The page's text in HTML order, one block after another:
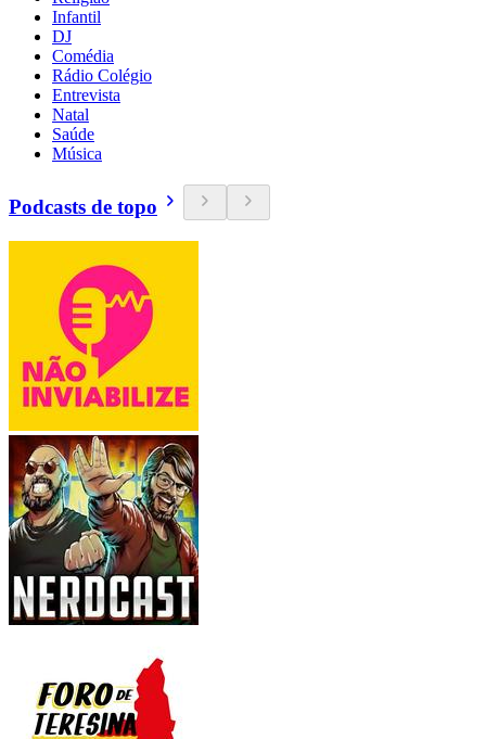
Infantil
DJ
Comédia
Rádio Colégio
Entrevista
Natal
Saúde
Música
Podcasts de topo